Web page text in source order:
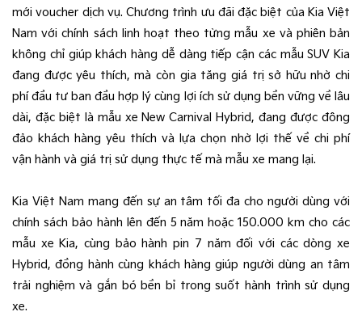
mới voucher dịch vụ. Chương trình ưu đãi đặc biệt của Kia Việt
Nam với chính sách linh hoạt theo từng mẫu xe và phiên bản
không chỉ giúp khách hàng dễ dàng tiếp cận các mẫu SUV Kia
đang được yêu thích, mà còn gia tăng giá trị sở hữu nhờ chi
phí đầu tư ban đầu hợp lý cùng lợi ích sử dụng bền vững về lâu
dài, đặc biệt là mẫu xe New Carnival Hybrid, đang được đông
đảo khách hàng yêu thích và lựa chọn nhờ lợi thế về chi phí
vận hành và giá trị sử dụng thực tế mà mẫu xe mang lại.
Kia Việt Nam mang đến sự an tâm tối đa cho người dùng với
chính sách bảo hành lên đến 5 năm hoặc 150.000 km cho các
mẫu xe Kia, cùng bảo hành pin 7 năm đối với các dòng xe
Hybrid, đồng hành cùng khách hàng giúp người dùng an tâm
trải nghiệm và gắn bó bền bỉ trong suốt hành trình sử dụng
xe.